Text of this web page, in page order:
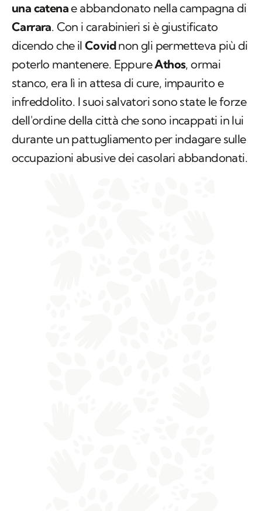
una catenae abbandonato nella campagna di
Carrara. Con i carabinieri si è giustificato
dicendo che ilCovidnon gli permetteva più di
poterlo mantenere. EppureAthos, ormai
stanco, era lì in attesa di cure, impaurito e
infreddolito. I suoi salvatori sono state le forze
dell'ordine della città che sono incappati in lui
durante un pattugliamento per indagare sulle
occupazioni abusive dei casolari abbandonati.